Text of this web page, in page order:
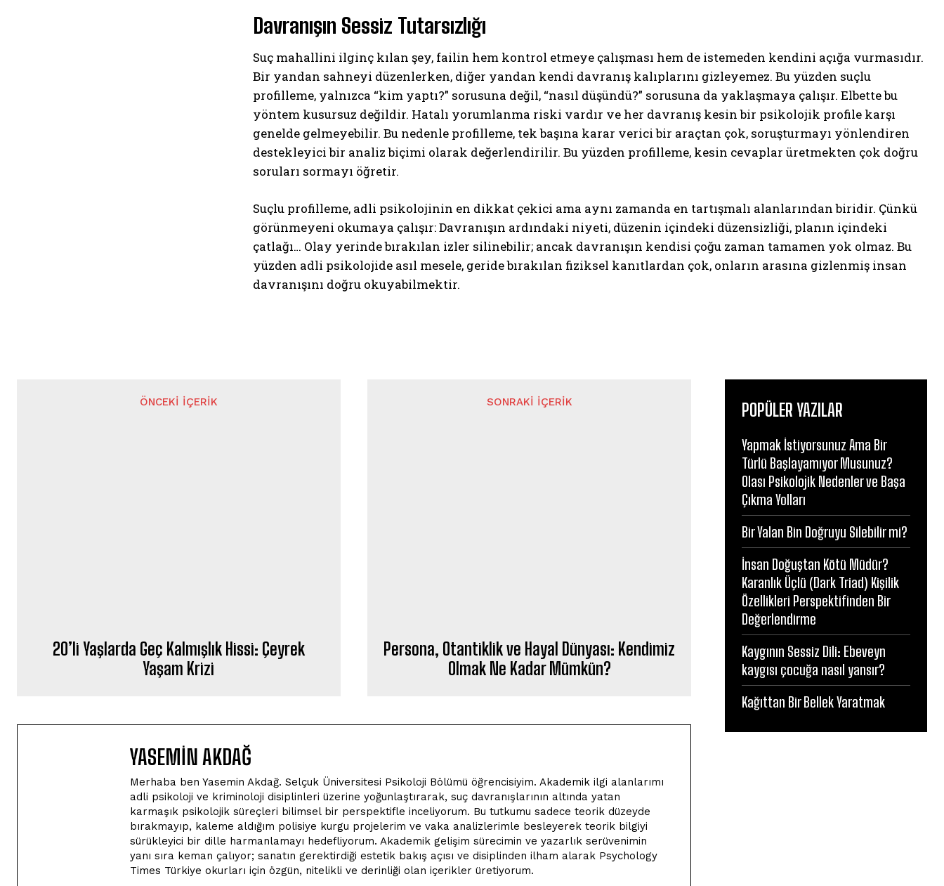
Davranışın Sessiz Tutarsızlığı
Suç mahallini ilginç kılan şey, failin hem kontrol etmeye çalışması hem de istemeden kendini açığa vurmasıdır.
Bir yandan sahneyi düzenlerken, diğer yandan kendi davranış kalıplarını gizleyemez. Bu yüzden suçlu
profilleme, yalnızca “kim yaptı?” sorusuna değil, “nasıl düşündü?” sorusuna da yaklaşmaya çalışır. Elbette bu
yöntem kusursuz değildir. Hatalı yorumlanma riski vardır ve her davranış kesin bir psikolojik profile karşı
genelde gelmeyebilir. Bu nedenle profilleme, tek başına karar verici bir araçtan çok, soruşturmayı yönlendiren
destekleyici bir analiz biçimi olarak değerlendirilir. Bu yüzden profilleme, kesin cevaplar üretmekten çok doğru
soruları sormayı öğretir.
Suçlu profilleme, adli psikolojinin en dikkat çekici ama aynı zamanda en tartışmalı alanlarından biridir. Çünkü
görünmeyeni okumaya çalışır: Davranışın ardındaki niyeti, düzenin içindeki düzensizliği, planın içindeki
çatlağı… Olay yerinde bırakılan izler silinebilir; ancak davranışın kendisi çoğu zaman tamamen yok olmaz. Bu
yüzden adli psikolojide asıl mesele, geride bırakılan fiziksel kanıtlardan çok, onların arasına gizlenmiş insan
davranışını doğru okuyabilmektir.
ÖNCEKI İÇERIK
20’li Yaşlarda Geç Kalmışlık Hissi: Çeyrek
Yaşam Krizi
SONRAKI İÇERIK
Persona, Otantiklik ve Hayal Dünyası: Kendimiz
Olmak Ne Kadar Mümkün?
YASEMIN AKDAĞ
Merhaba ben Yasemin Akdağ. Selçuk Üniversitesi Psikoloji Bölümü öğrencisiyim. Akademik ilgi alanlarımı
adli psikoloji ve kriminoloji disiplinleri üzerine yoğunlaştırarak, suç davranışlarının altında yatan
karmaşık psikolojik süreçleri bilimsel bir perspektifle inceliyorum. Bu tutkumu sadece teorik düzeyde
bırakmayıp, kaleme aldığım polisiye kurgu projelerim ve vaka analizlerimle besleyerek teorik bilgiyi
sürükleyici bir dille harmanlamayı hedefliyorum. Akademik gelişim sürecimin ve yazarlık serüvenimin
yanı sıra keman çalıyor; sanatın gerektirdiği estetik bakış açısı ve disiplinden ilham alarak Psychology
Times Türkiye okurları için özgün, nitelikli ve derinliği olan içerikler üretiyorum.
POPÜLER YAZILAR
Yapmak İstiyorsunuz Ama Bir
Türlü Başlayamıyor Musunuz?
Olası Psikolojik Nedenler ve Başa
Çıkma Yolları
Bir Yalan Bin Doğruyu Silebilir mi?
İnsan Doğuştan Kötü Müdür?
Karanlık Üçlü (Dark Triad) Kişilik
Özellikleri Perspektifinden Bir
Değerlendirme
Kaygının Sessiz Dili: Ebeveyn
kaygısı çocuğa nasıl yansır?
Kağıttan Bir Bellek Yaratmak